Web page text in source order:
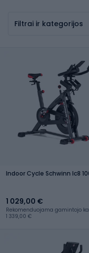
Filtrai ir kategorijos
Indoor Cycle Schwinn Ic8
1 029,00 €
Rekomenduojama gamintojo
1 339,00 €